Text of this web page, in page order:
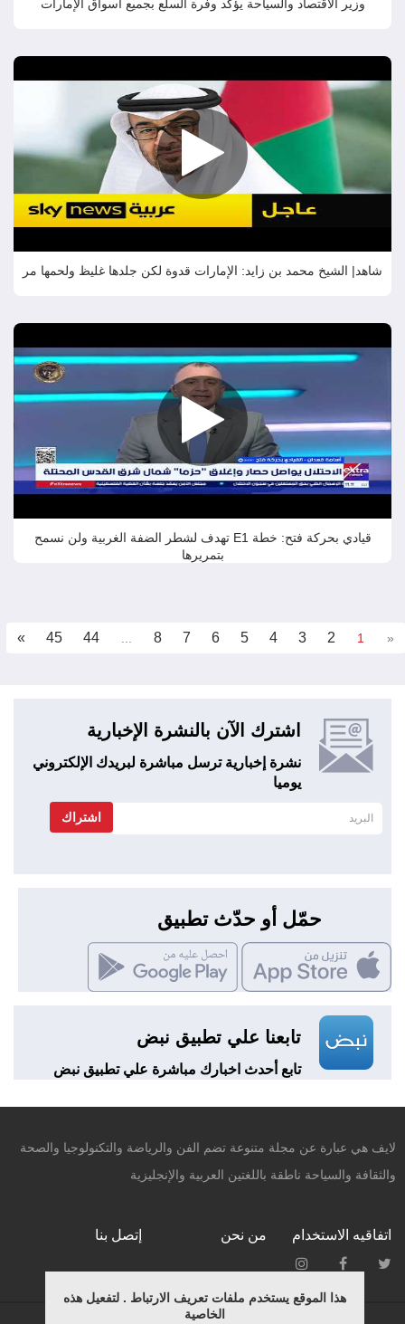
وزير الاقتصاد والسياحة يؤكد وفرة السلع بجميع أسواق الإمارات
شاهد| الشيخ محمد بن زايد: الإمارات قدوة لكن جلدها غليظ ولحمها مر
قيادي بحركة فتح: خطة E1 تهدف لشطر الضفة الغربية ولن نسمح
بتمريرها
«
1
2
3
4
5
6
7
8
44
45
»
اشترك الآن بالنشرة الإخبارية
نشرة إخبارية ترسل مباشرة لبريدك الإلكتروني
يوميا
اشتراك
حمّل أو حدّث تطبيق
تابعنا علي تطبيق نبض
تابع أحدث اخبارك مباشرة علي تطبيق نبض
هذا الموقع يستخدم ملفات تعريف الارتباط . لتفعيل هذه
الخاصية
لايف هي عبارة عن مجلة متنوعة تضم الفن والرياضة والتكنولوجيا والصحة
والثقافة والسياحة ناطقة باللغتين العربية والإنجليزية
اتفاقيه الاستخدام من نحن إتصل بنا